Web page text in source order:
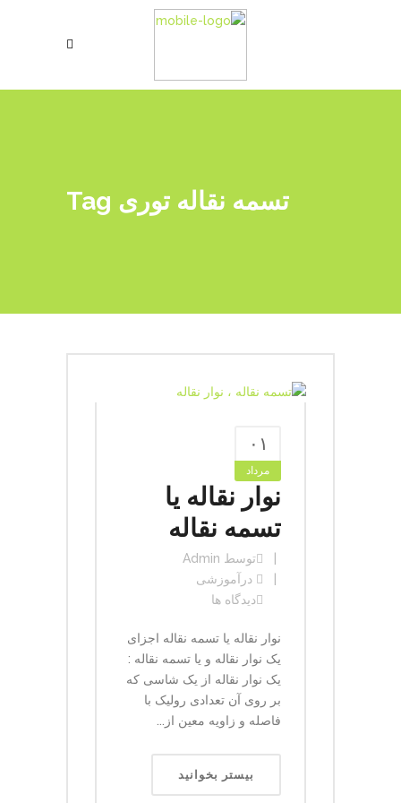
تسمه نقاله توری Tag
۰۱
مرداد
نوار نقاله یا
تسمه نقاله
توسط Admin
در آموزشی
دیدگاه ها
نوار نقاله یا تسمه نقاله اجزای
یک نوار نقاله و یا تسمه نقاله :
یک نوار نقاله از یک شاسی که
بر روی آن تعدادی رولیک با
فاصله و زاویه معین از...
بیستر بخوانید